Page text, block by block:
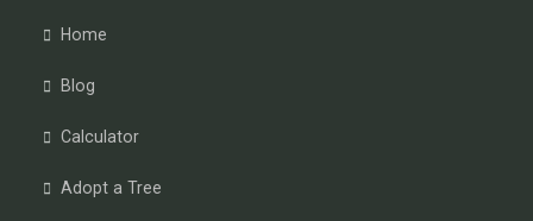
Home
Blog
Calculator
Adopt a Tree